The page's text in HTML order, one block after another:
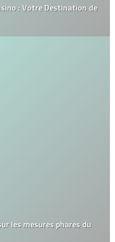
: Votre Destination de
les mesures phares du